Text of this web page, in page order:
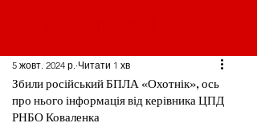
Збили російський БПЛА «Охотнік», ось
про нього інформація від керівника ЦПД
РНБО Коваленка
5 жовт. 2024 р. Читати 1 хв